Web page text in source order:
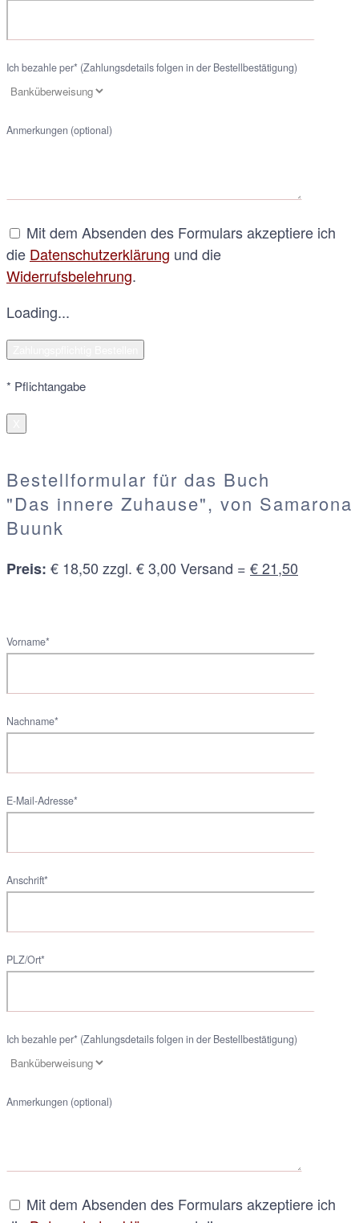
Ich bezahle per* (Zahlungsdetails folgen in der Bestellbestätigung)
Anmerkungen (optional)
Mit dem Absenden des Formulars akzeptiere ich
die Datenschutzerklärung und die
Widerrufsbelehrung.
Loading...
* Pflichtangabe
Bestellformular für das Buch
"Das innere Zuhause", von Samarona
Buunk
Preis: € 18,50 zzgl. € 3,00 Versand = € 21,50
Vorname*
Nachname*
E-Mail-Adresse*
Anschrift*
PLZ/Ort*
Ich bezahle per* (Zahlungsdetails folgen in der Bestellbestätigung)
Anmerkungen (optional)
Mit dem Absenden des Formulars akzeptiere ich